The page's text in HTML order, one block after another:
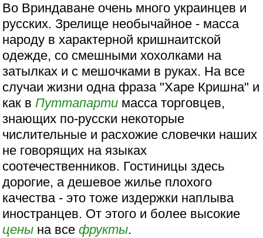
Во Вриндаване очень много украинцев и
русских. Зрелище необычайное - масса
народу в характерной кришнаитской
одежде, со смешными хохолками на
затылках и с мешочками в руках. На все
случаи жизни одна фраза "Харе Кришна" и
как вПуттапарти масса торговцев,
знающих по-русски некоторые
числительные и расхожие словечки наших
не говорящих на языках
соотечественников. Гостиницы здесь
дорогие, а дешевое жилье плохого
качества - это тоже издержки наплыва
иностранцев. От этого и более высокие
цены на всефрукты.